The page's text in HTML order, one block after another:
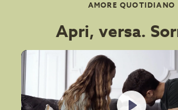
AMORE QUOTIDIANO
Apri, versa.